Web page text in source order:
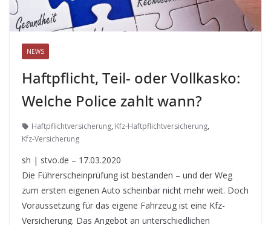
NEWS
Haftpflicht, Teil- oder Vollkasko:
Welche Police zahlt wann?
Haftpflichtversicherung, Kfz-Haftpflichtversicherung,
Kfz-Versicherung
sh | stvo.de – 17.03.2020
Die Führerscheinprüfung ist bestanden – und der Weg
zum ersten eigenen Auto scheinbar nicht mehr weit. Doch
Voraussetzung für das eigene Fahrzeug ist eine Kfz-
Versicherung. Das Angebot an unterschiedlichen